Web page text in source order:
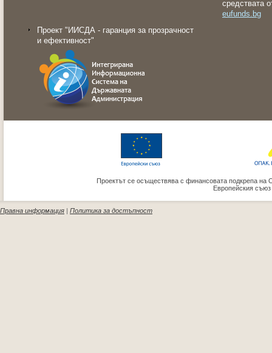
Проект "ИИСДА - гаранция за прозрачност
и ефективност"
средствата
eufunds.bg
Проектът се осъществява с финансовата подкрепа на
Европейския
Правна информация | Политика за достъпност